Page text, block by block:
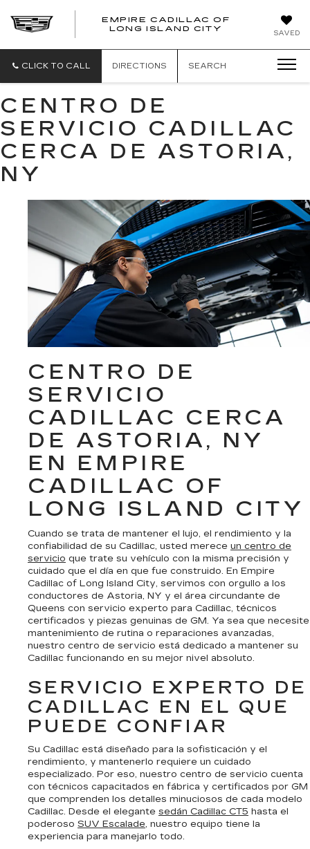
SAVED
EMPIRE CADILLAC OF
LONG ISLAND CITY
EMPIRE
OF
ISLAND
CITY
CLICK TO CALL DIRECTIONS SEARCH
CENTRO DE
SERVICIO CADILLAC
CERCA DE ASTORIA,
NY
CENTRO DE
SERVICIO
CADILLAC CERCA
DE ASTORIA, NY
EN EMPIRE
CADILLAC OF
LONG ISLAND CITY
Cuando se trata de mantener el lujo, el rendimiento y la
confiabilidad de su Cadillac, usted merece un centro de
servicio que trate su vehículo con la misma precisión y
cuidado que el día en que fue construido. En Empire
Cadillac of Long Island City, servimos con orgullo a los
conductores de Astoria, NY y el área circundante de
Queens con servicio experto para Cadillac, técnicos
certificados y piezas genuinas de GM. Ya sea que necesite
mantenimiento de rutina o reparaciones avanzadas,
nuestro centro de servicio está dedicado a mantener su
Cadillac funcionando en su mejor nivel absoluto.
SERVICIO EXPERTO DE
CADILLAC EN EL QUE
PUEDE CONFIAR
Su Cadillac está diseñado para la sofisticación y el
rendimiento, y mantenerlo requiere un cuidado
especializado. Por eso, nuestro centro de servicio cuenta
con técnicos capacitados en fábrica y certificados por GM
que comprenden los detalles minuciosos de cada modelo
Cadillac. Desde el elegante sedán Cadillac CT5 hasta el
poderoso SUV Escalade, nuestro equipo tiene la
experiencia para manejarlo todo.